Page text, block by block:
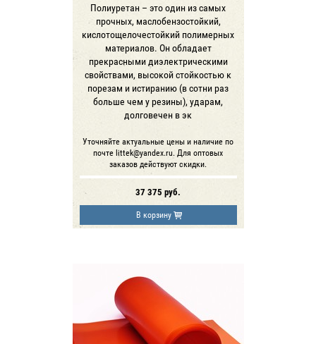
Полиуретан – это один из самых
прочных, маслобензостойкий,
кислотощелочестойкий полимерных
материалов. Он обладает
прекрасными диэлектрическими
свойствами, высокой стойкостью к
порезам и истиранию (в сотни раз
больше чем у резины), ударам,
долговечен в эк
Уточняйте актуальные цены и наличие по
почте littek@yandex.ru. Для оптовых
заказов действуют скидки.
37 375 руб.
В корзину